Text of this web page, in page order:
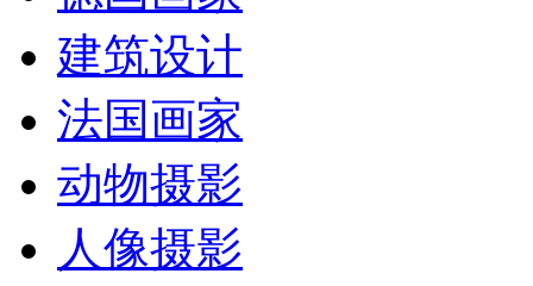
建筑设计
法国画家
动物摄影
人像摄影